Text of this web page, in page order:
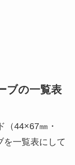
ブの一覧表
（44×67㎜・
を一覧表にして